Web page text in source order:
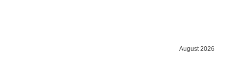
August 2026